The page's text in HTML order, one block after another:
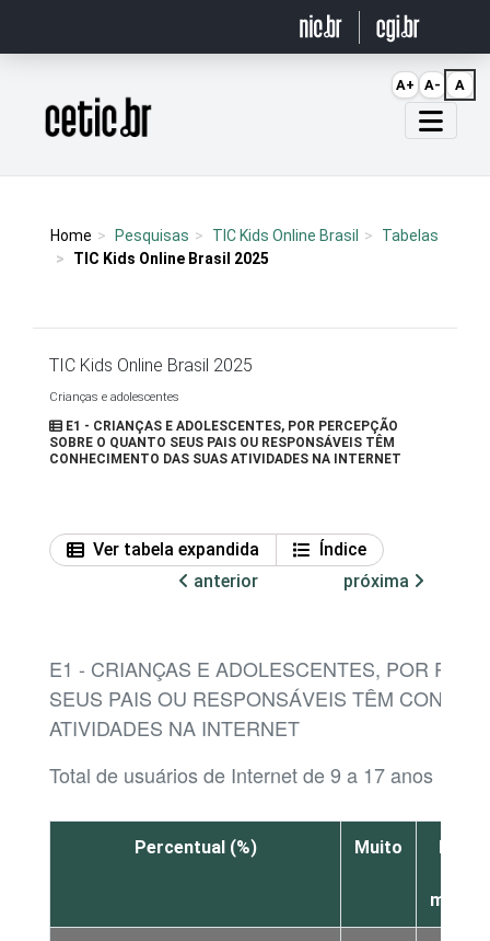
Página inicial
Home Pesquisas TIC Kids Online Brasil
Tabelas
TIC Kids Online Brasil 2025
TIC Kids Online Brasil 2025
Crianças e adolescentes
E1 - CRIANÇAS E ADOLESCENTES, POR PERCEPÇÃO
SOBRE O QUANTO SEUS PAIS OU RESPONSÁVEIS TÊM
CONHECIMENTO DAS SUAS ATIVIDADES NA INTERNET
Ver tabela expandida
Índice
anterior
próxima
E1 - CRIANÇAS E ADOLESCENTES, POR
SEUS PAIS OU RESPONSÁVEIS TÊM
ATIVIDADES NA INTERNET
Total de usuários de Internet de 9 a 17 anos
Percentual (%) Muito
Mais
menos
A+ A- A